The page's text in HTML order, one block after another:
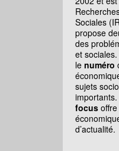
Sociales
propose
des
et
le numéro
sujets
focus
d’actualité.